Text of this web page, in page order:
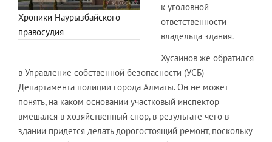
Хроники Наурызбайского
правосудия
к уголовной
ответственности
владельца здания.
Хусаинов же обратился
в Управление собственной безопасности (УСБ)
Департамента полиции города Алматы. Он не может
понять, на каком основании участковый инспектор
вмешался в хозяйственный спор, в результате чего в
здании придется делать дорогостоящий ремонт, поскольку